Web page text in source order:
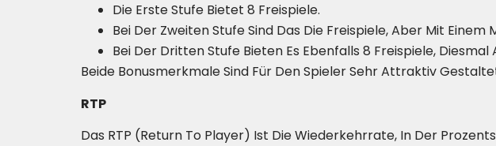
Die Erste Stufe Bietet 8 Freispiele.
Bei Der Zweiten Stufe Sind Das Die Freispiele, Aber Mit Einem
Bei Der Dritten Stufe Bieten Es Ebenfalls 8 Freispiele,
Beide Bonusmerkmale Sind Für Den Spieler Sehr Attraktiv
RTP
Das RTP (Return To Player) Ist Die Wiederkehrrate, In Der